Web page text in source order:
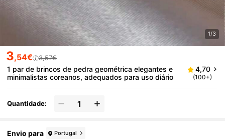
1/3
3,54€ 3,57€
1 par de brincos de pedra geométrica elegantes e
minimalistas coreanos, adequados para uso diário
4,70
(100+)
Quantidade:
Envio para Portugal